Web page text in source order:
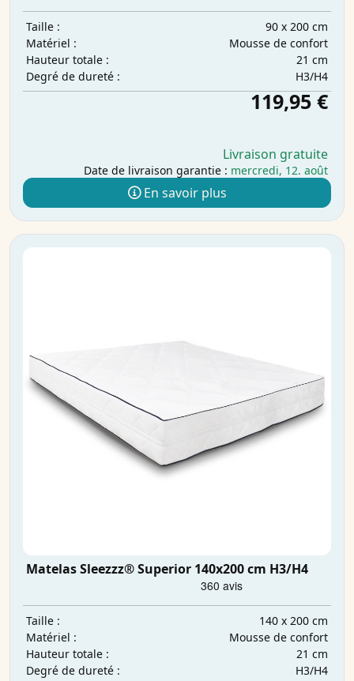
Taille :
90 x 200 cm
Matériel :
Mousse de confort
Hauteur totale :
21 cm
Degré de dureté :
H3/H4
119,95 €
Livraison gratuite
Date de livraison garantie : mercredi, 12. août
En savoir plus
Matelas Sleezzz® Superior 140x200 cm H3/H4
Taille :
140 x 200 cm
Matériel :
Mousse de confort
Hauteur totale :
21 cm
Degré de dureté :
H3/H4